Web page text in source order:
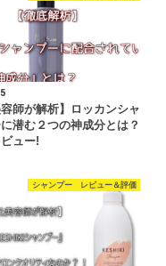
容師が解析】ロッカンシャ
潜む２つの神成分とは？
ュー!
シャンプー レビュー＆評価